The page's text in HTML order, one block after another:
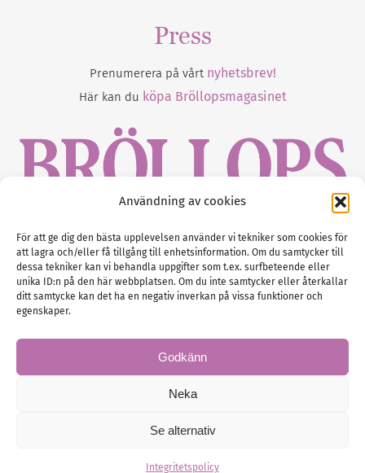
Användning av cookies
För att ge dig den bästa upplevelsen använder vi tekniker som cookies för
att lagra och/eller få tillgång till enhetsinformation. Om du samtycker till
dessa tekniker kan vi behandla uppgifter som t.ex. surfbeteende eller
unika ID:n på den här webbplatsen. Om du inte samtycker eller återkallar
ditt samtycke kan det ha en negativ inverkan på vissa funktioner och
egenskaper.
Godkänn
Neka
Se alternativ
Integritetspolicy
Press
Prenumerera på vårt nyhetsbrev!
Här kan du köpa Bröllopsmagasinet
Gustaf Mattssons väg 2, 451 50 Uddevalla
Tel :0522-68 11 90
E-post:info@nordicbridalmedia.com
Administration